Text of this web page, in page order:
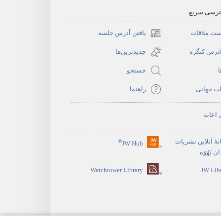
سریع
ملاقات یافتن آدرس جلسه
(پنجره‌ای
جدید
باز
می‌شود)
کنگره جدیدترین‌ها
جستجو
جهانی راهنما
اعانه
آنلاین نشریات
یَهُوَه
JW Hub
®
(پنجره‌ای
باز
JW
Watchtower Library